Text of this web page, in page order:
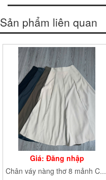
Sản phẩm liên quan
Giá: Đăng nhập
Chân váy nàng thơ 8 mảnh Cv6907